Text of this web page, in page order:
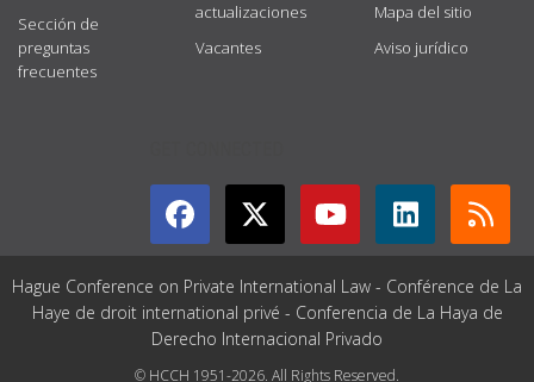
Sección de
preguntas
frecuentes
actualizaciones
Vacantes
Mapa del sitio
Aviso jurídico
Hague Conference on Private International Law - Conférence de La
Haye de droit international privé - Conferencia de La Haya de
Derecho Internacional Privado
© HCCH 1951-2026. All Rights Reserved.